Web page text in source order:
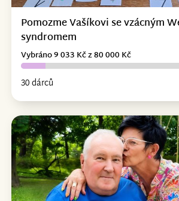
Pomozme Vašíkovi se vzácným
syndromem
30 dárců
Vybráno 9 033 Kč z 80 000 Kč